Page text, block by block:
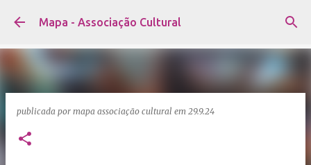
Avançar para o conteúdo principal
Mapa - Associação Cultural
publicada por mapa associação cultural em 29.9.24